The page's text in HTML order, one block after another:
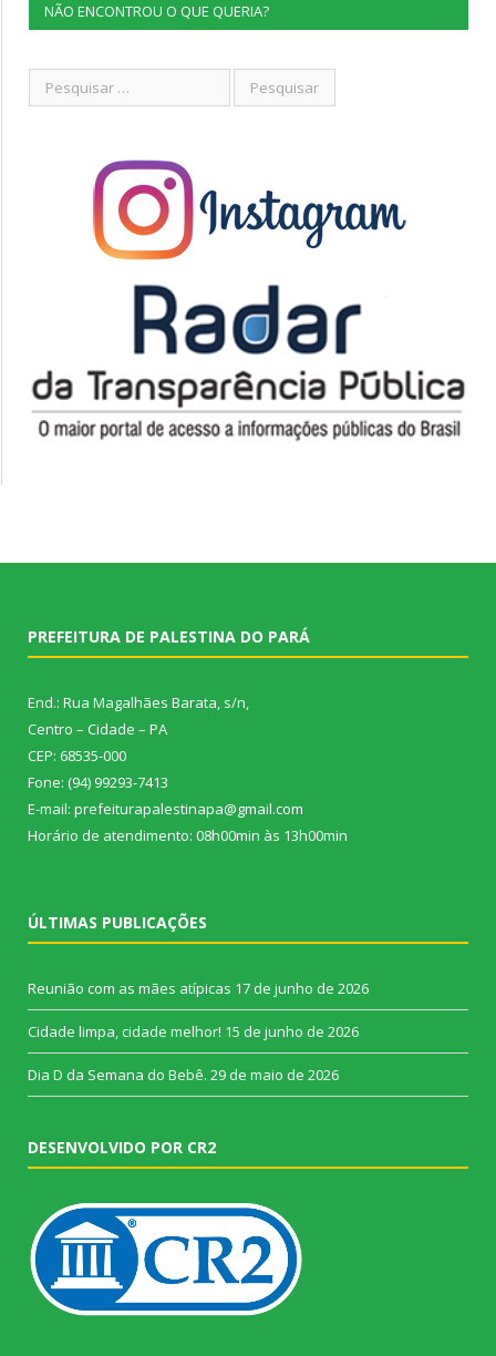
NÃO ENCONTROU O QUE QUERIA?
PREFEITURA DE PALESTINA DO PARÁ
End.: Rua Magalhães Barata, s/n,
Centro – Cidade – PA
CEP: 68535-000
Fone: (94) 99293-7413
E-mail: prefeiturapalestinapa@gmail.com
Horário de atendimento: 08h00min às 13h00min
ÚLTIMAS PUBLICAÇÕES
Reunião com as mães atípicas 17 de junho de 2026
Cidade limpa, cidade melhor! 15 de junho de 2026
Dia D da Semana do Bebê. 29 de maio de 2026
DESENVOLVIDO POR CR2